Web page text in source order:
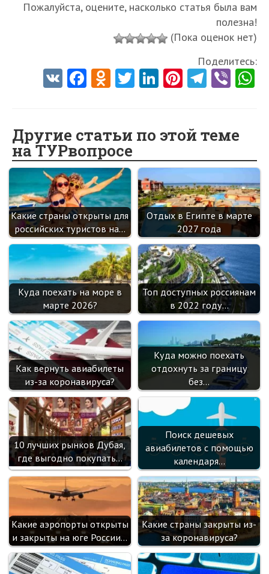
Пожалуйста, оцените, насколько статья была вам
полезна!
(Пока оценок нет)
Поделитесь:
V Fa
o
o
k
O
o
kl
as
sn
ik
i
T
er
Li
dI
n
Pi
es
t
Te
a
m
Vi
Другие статьи по этой теме
на ТУРвопросе
Какие страны открыты для
российских туристов на…
Отдых в Египте в марте
2027 года
Куда поехать на море в
марте 2026?
Топ доступных россиянам
в 2022 году…
Как вернуть авиабилеты
из-за коронавируса?
Куда можно поехать
отдохнуть за границу
без…
10 лучших рынков Дубая,
где выгодно покупать…
Поиск дешевых
авиабилетов с помощью
календаря…
Какие аэропорты открыты
и закрыты на юге России…
Какие страны закрыты из-
за коронавируса?